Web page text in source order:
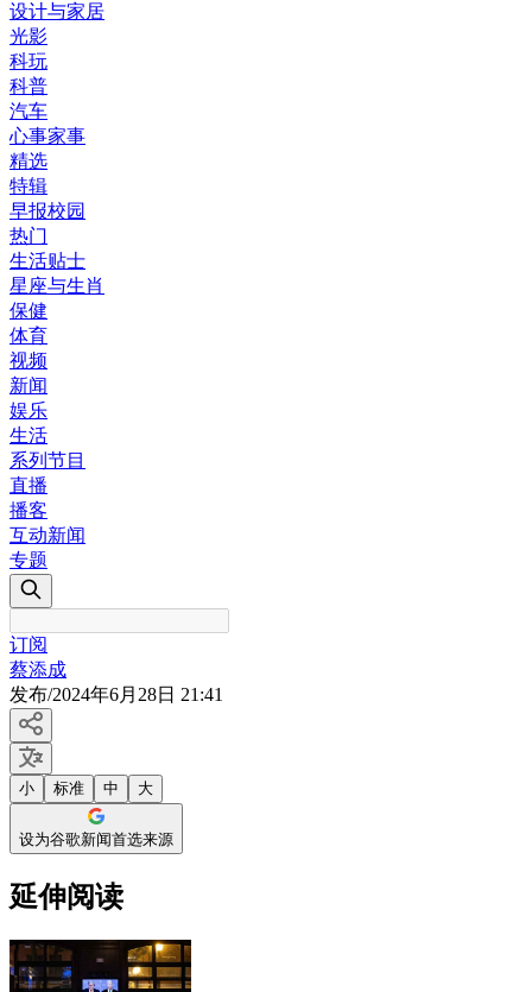
设计与家居
光影
科玩
科普
汽车
心事家事
精选
特辑
早报校园
热门
生活贴士
星座与生肖
保健
体育
视频
新闻
娱乐
生活
系列节目
直播
播客
互动新闻
专题
订阅
蔡添成
发布/2024年6月28日 21:41
小 标准 中 大
设为谷歌新闻首选来源
延伸阅读